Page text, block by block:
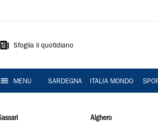
Sardegna
Sfoglia il quotidiano
MENU SARDEGNA ITALIA MONDO
Alghero